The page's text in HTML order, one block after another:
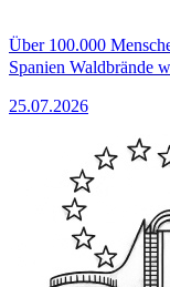
Über 100.000
Spanien Waldbrände
25.07.2026